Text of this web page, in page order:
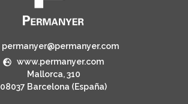
permanyer@permanyer.com
www.permanyer.com
Mallorca, 310
08037 Barcelona (España)